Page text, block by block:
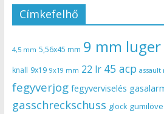
Címkefelhő
4,5 mm 5,56x45 mm 9 mm luger
knall 9x19 9x19 mm 22 lr 45 acp assault
fegyverjog fegyverviselés
gasschreckschuss glock